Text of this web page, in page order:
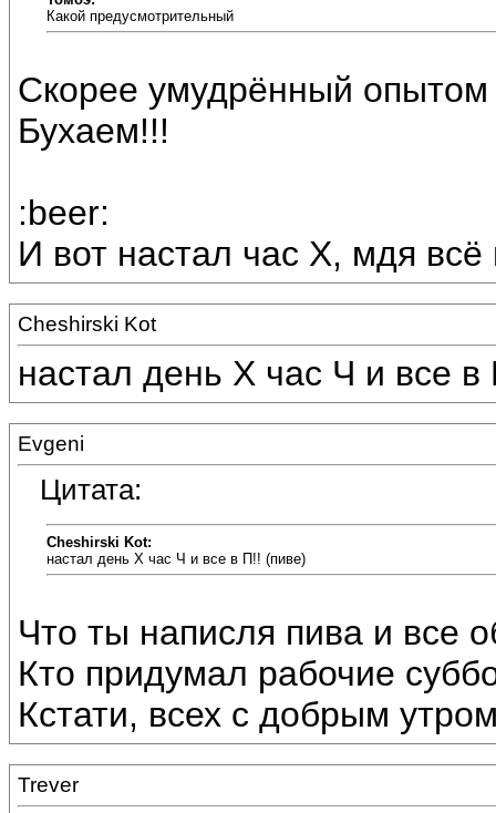
Какой предусмотрительный
Скорее умудрённый опытом
Бухаем!!!
:beer:
И вот настал час Х, мдя
Cheshirski Kot
настал день Х час Ч и все
Evgeni
Цитата:
Cheshirski Kot:
настал день Х час Ч и все в П!! (пиве)
Что ты написля пива и все
Кто придумал рабочие
Кстати, всех с добрым
Trever